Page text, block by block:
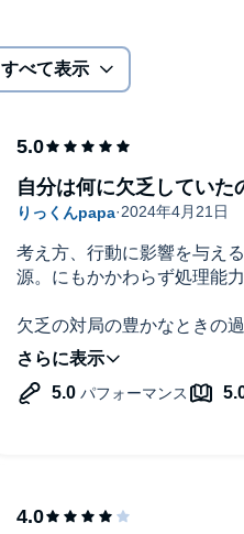
すべて表示
考え方、行動に影響を与え
源。にもかかわらず処理能
欠乏の対局の豊かなときの
さに。ある意味人間の本質？
自分は何に欠乏していた